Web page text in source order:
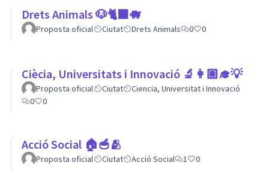
Drets Animals 🐶🐈‍⬛️🐗
Proposta oficial Ciutat Drets Animals 0 0
Ciècia, Universitats i Innovació 🔬👩🏽‍🎓💡
Proposta oficial Ciutat
Ciencia, Universitat i Innovació
0
0
Acció Social 🏠🥣🫂
Proposta oficial Ciutat Acció Social 1 0